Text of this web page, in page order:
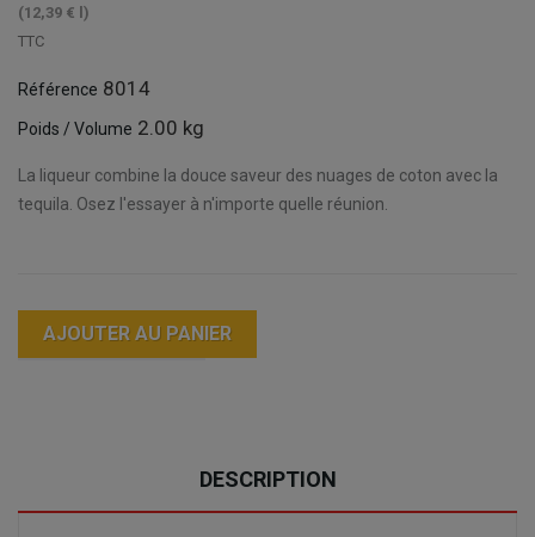
(12,39 € l)
TTC
Référence 8014
Poids / Volume 2.00 kg
La liqueur combine la douce saveur des nuages de coton avec la
tequila. Osez l'essayer à n'importe quelle réunion.
AJOUTER AU PANIER
DESCRIPTION